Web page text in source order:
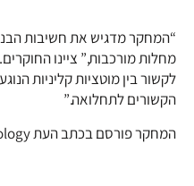
“המחקר מדגיש את חשיבות
מחלות מורכבות,” ציינו
לקשור בין מוטציות קליניות
הקשורים לתחלואה.”
המחקר פורסם בכתב העת Molecular Systems Biology.